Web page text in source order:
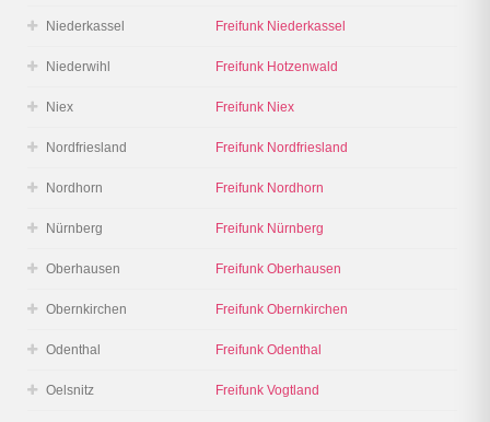
Niederkassel Freifunk Niederkassel
Niederwihl Freifunk Hotzenwald
Niex Freifunk Niex
Nordfriesland Freifunk Nordfriesland
Nordhorn Freifunk Nordhorn
Nürnberg Freifunk Nürnberg
Oberhausen Freifunk Oberhausen
Obernkirchen Freifunk Obernkirchen
Odenthal Freifunk Odenthal
Oelsnitz Freifunk Vogtland